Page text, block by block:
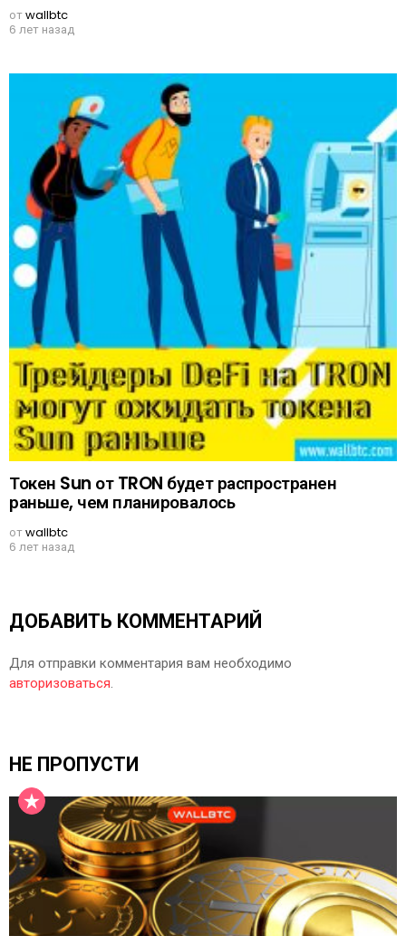
отwallbtc
6 лет назад
Токен Sun от TRON будет распространен
раньше, чем планировалось
отwallbtc
6 лет назад
ДОБАВИТЬ КОММЕНТАРИЙ
Для отправки комментария вам необходимо
авторизоваться.
НЕ ПРОПУСТИ